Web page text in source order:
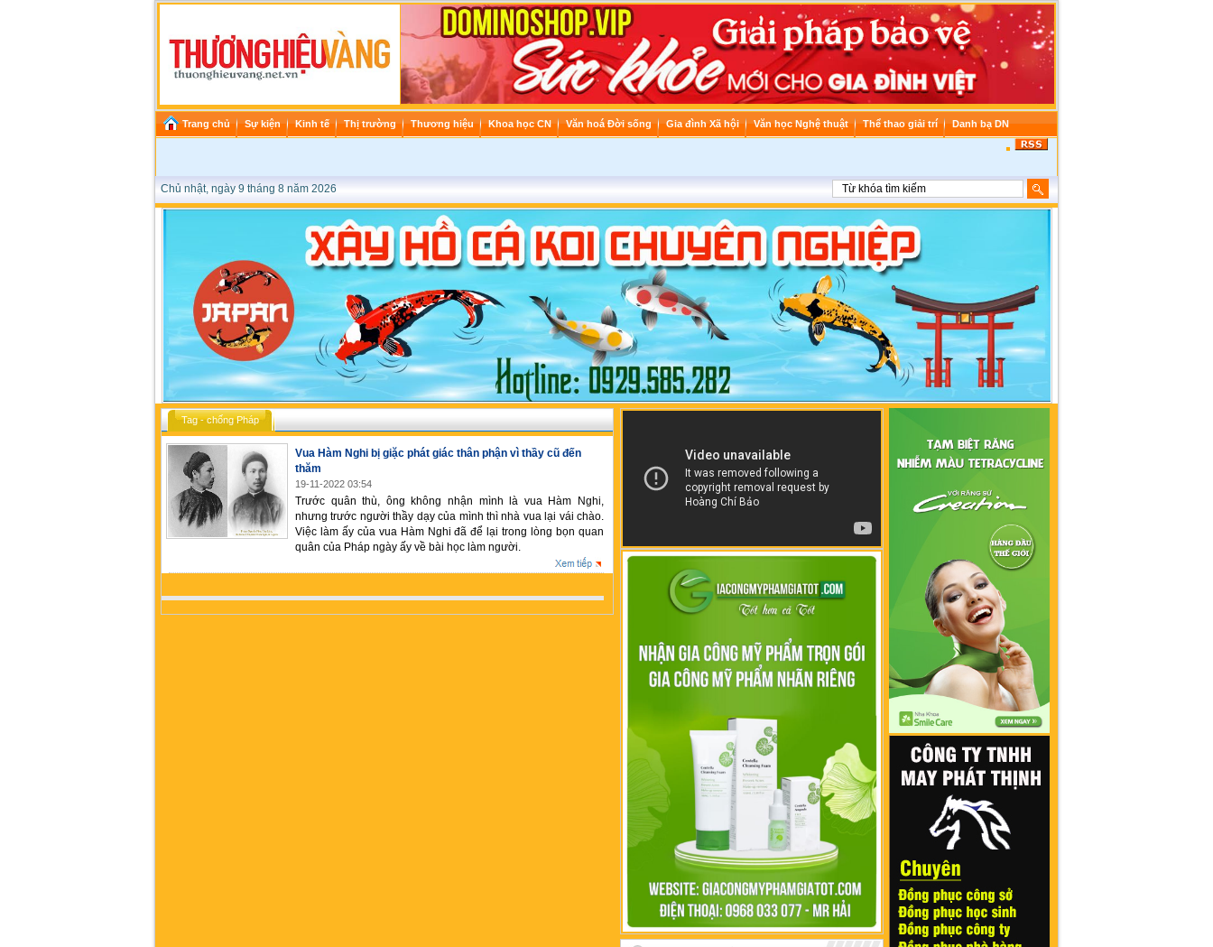
Trang chủ Sự kiện Kinh tế Thị trường Thương hiệu Khoa học CN Văn hoá Đời sống Gia đình Xã hội Văn học Nghệ thuật Thể thao giải trí Danh bạ DN
Chủ nhật, ngày 9 tháng 8 năm 2026
Tag - chống Pháp
Vua Hàm Nghi bị giặc phát giác thân phận vì thầy cũ đến
thăm
19-11-2022 03:54
Trước quân thù, ông không nhận mình là vua Hàm Nghi,
nhưng trước người thầy dạy của mình thì nhà vua lại vái chào.
Việc làm ấy của vua Hàm Nghi đã để lại trong lòng bọn quan
quân của Pháp ngày ấy về bài học làm người.